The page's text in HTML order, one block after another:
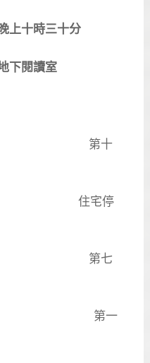
上十時三十分
下閱讀室
主席 第十
主席 住宅停
秘書 第七
第一